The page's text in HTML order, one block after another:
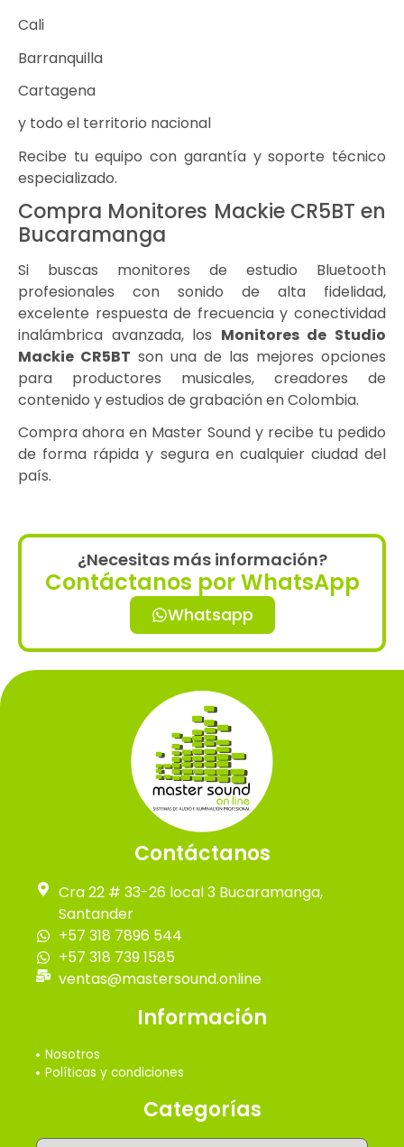
Cali
Barranquilla
Cartagena
y todo el territorio nacional
Recibe tu equipo con garantía y soporte técnico
especializado.
Compra Monitores Mackie CR5BT en
Bucaramanga
Si buscas monitores de estudio Bluetooth
profesionales con sonido de alta fidelidad,
excelente respuesta de frecuencia y conectividad
inalámbrica avanzada, los Monitores de Studio
Mackie CR5BT son una de las mejores opciones
para productores musicales, creadores de
contenido y estudios de grabación en Colombia.
Compra ahora en Master Sound y recibe tu pedido
de forma rápida y segura en cualquier ciudad del
país.
¿Necesitas más información?
Contáctanos por WhatsApp
Whatsapp
Contáctanos
Cra 22 # 33-26 local 3 Bucaramanga,
Santander
+57 318 7896 544
+57 318 739 1585
ventas@mastersound.online
Información
Nosotros
Políticas y condiciones
Categorías